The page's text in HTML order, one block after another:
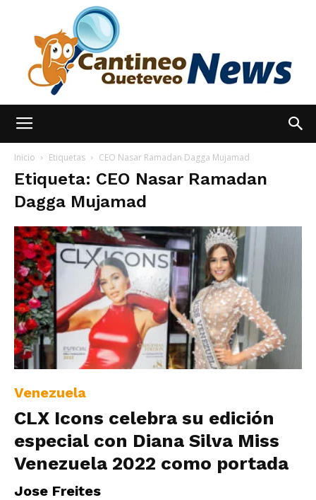
hoy
|
Inicio Etiquetas CEO Nasar Ramadan Dagga Mujamad
Etiqueta: CEO Nasar Ramadan
Dagga Mujamad
Venezuela
CLX Icons celebra su edición
especial con Diana Silva Miss
Venezuela 2022 como portada
Jose Freites